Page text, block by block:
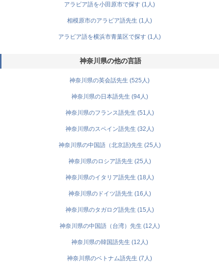
アラビア語を小田原市で探す (1人)
相模原市のアラビア語先生 (1人)
アラビア語を横浜市青葉区で探す (1人)
神奈川県の他の言語
神奈川県の英会話先生 (525人)
神奈川県の日本語先生 (94人)
神奈川県のフランス語先生 (51人)
神奈川県のスペイン語先生 (32人)
神奈川県の中国語（北京語)先生 (25人)
神奈川県のロシア語先生 (25人)
神奈川県のイタリア語先生 (18人)
神奈川県のドイツ語先生 (16人)
神奈川県のタガログ語先生 (15人)
神奈川県の中国語（台湾）先生 (12人)
神奈川県の韓国語先生 (12人)
神奈川県のベトナム語先生 (7人)